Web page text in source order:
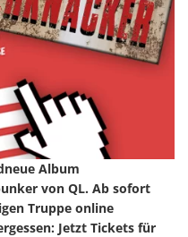
Album
von QL. Ab sofort
Truppe online
Jetzt Tickets für